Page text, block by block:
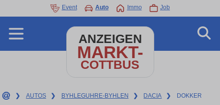
Event Auto Immo Job
ANZEIGEN
MARKT-
COTTBUS
❯ AUTOS ❯ BYHLEGUHRE-BYHLEN ❯ DACIA ❯ DOKKER